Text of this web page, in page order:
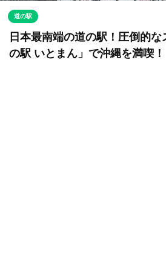
道の駅
日本最南端の道の駅！圧倒的
の駅 いとまん」で沖縄を満喫！